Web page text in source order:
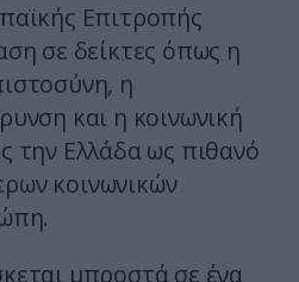
Επιτροπής
σε δείκτες όπως η
η
και η κοινωνική
την Ελλάδα ως πιθανό
κοινωνικών
μπροστά σε ένα